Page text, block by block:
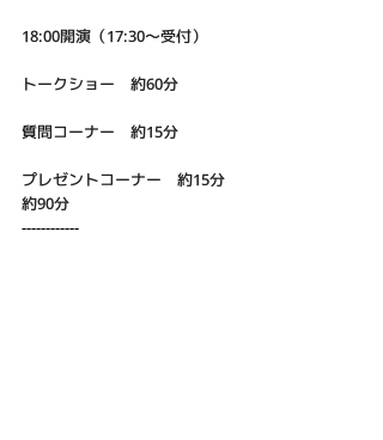
18:00開演（17:30〜受付）
トークショー 約60分
質問コーナー 約15分
プレゼントコーナー 約15分
約90分
------------